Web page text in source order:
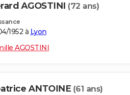
AGOSTINI (72 ans)
1952 à Lyon
AGOSTINI
ANTOINE (61 ans)